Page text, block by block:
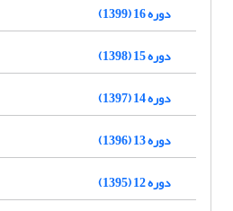
دوره 16 (1399)
دوره 15 (1398)
دوره 14 (1397)
دوره 13 (1396)
دوره 12 (1395)